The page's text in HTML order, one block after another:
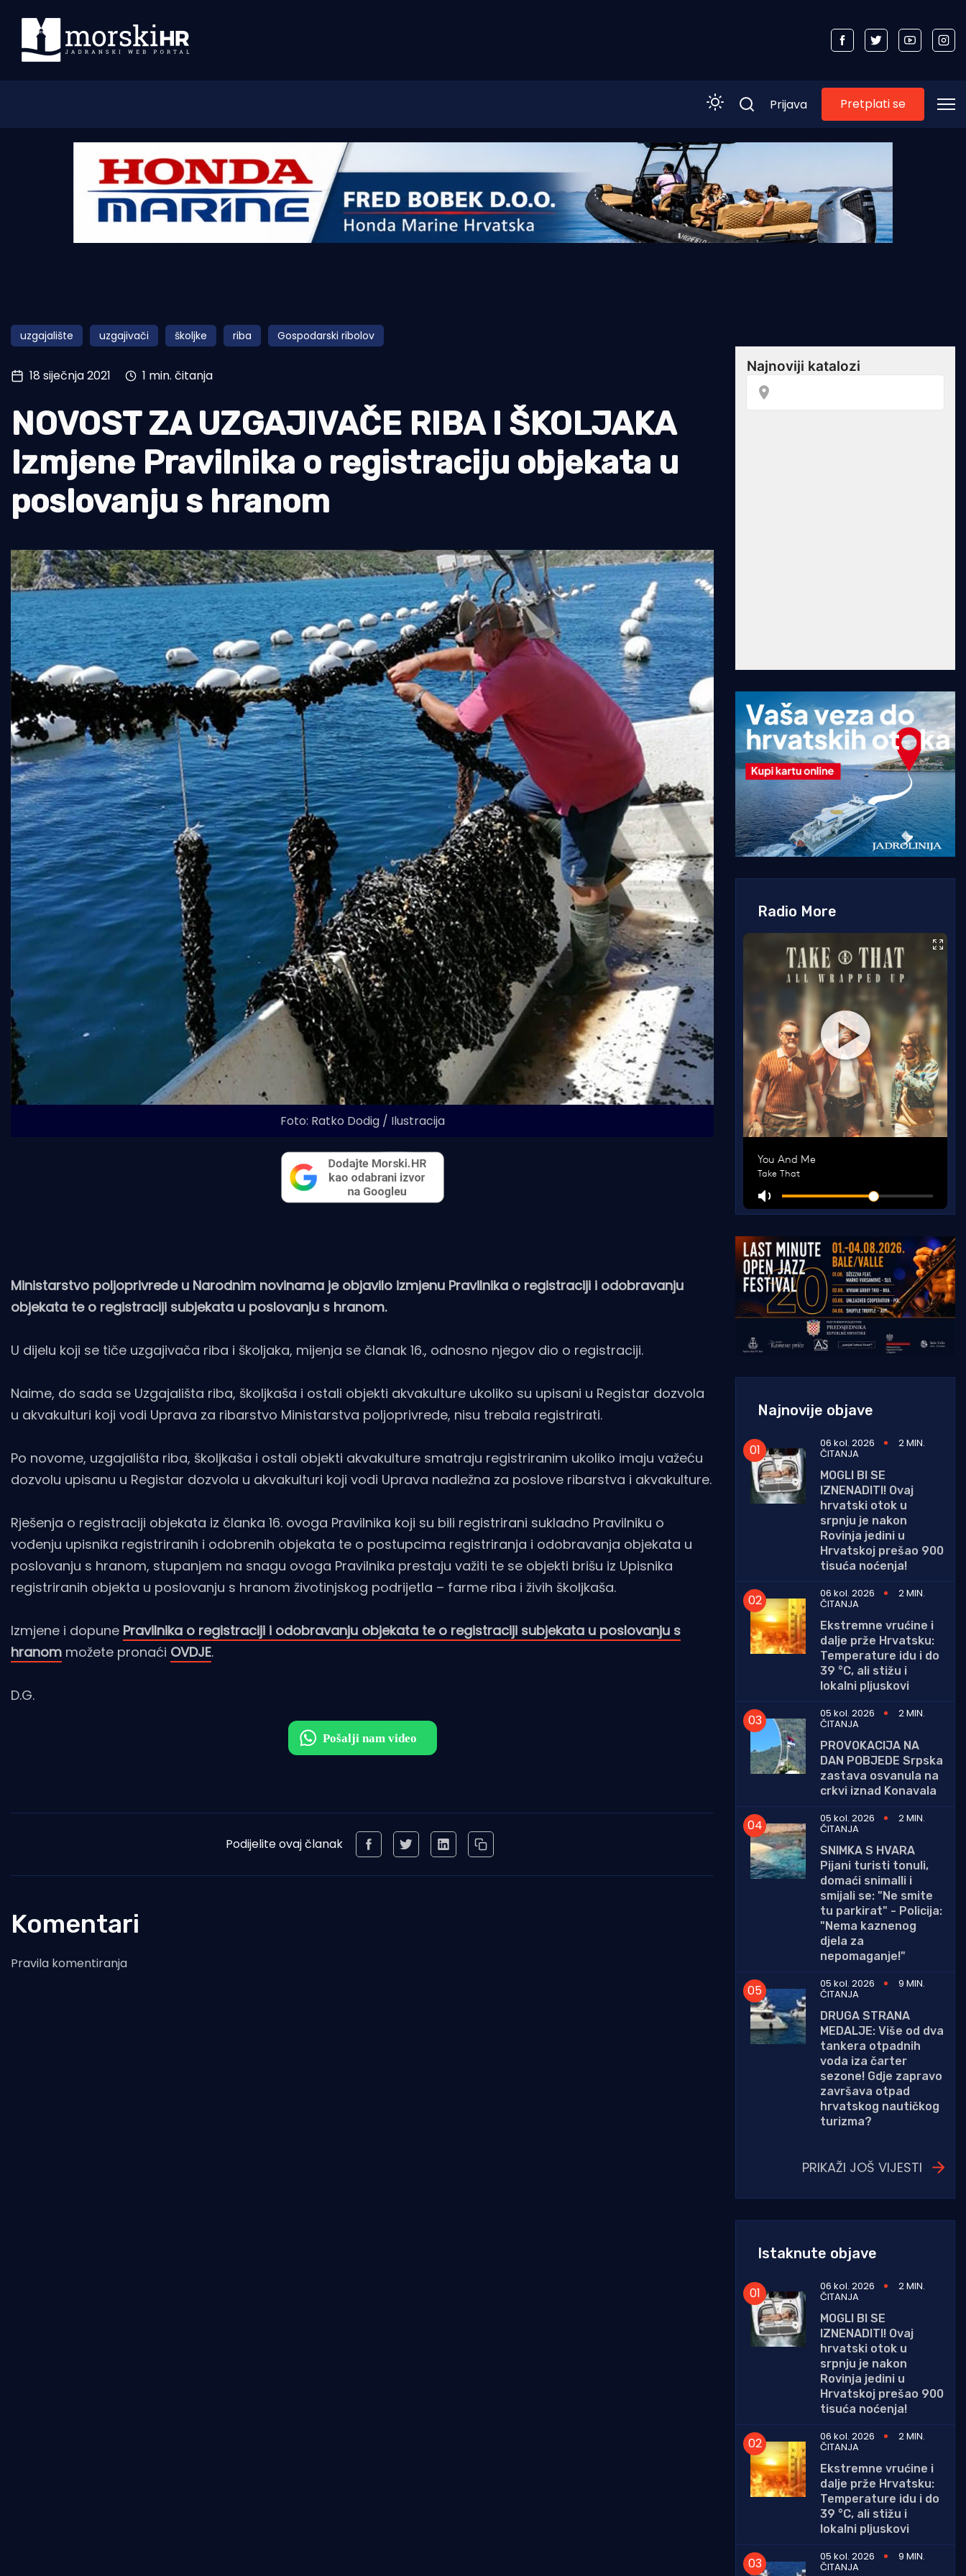
Morski plus
Pomorstvo
Ribolov
Tradicija i kultura
Prijava Pretplati se
uzgajalište uzgajivači školjke riba Gospodarski ribolov
18 siječnja 2021 1 min. čitanja
NOVOST ZA UZGAJIVAČE RIBA I ŠKOLJAKA
Izmjene Pravilnika o registraciju objekata u
poslovanju s hranom
Foto: Ratko Dodig / Ilustracija
Ministarstvo poljoprivrede u Narodnim novinama je objavilo izmjenu Pravilnika o registraciji i odobravanju
objekata te o registraciji subjekata u poslovanju s hranom.
U dijelu koji se tiče uzgajivača riba i školjaka, mijenja se članak 16., odnosno njegov dio o registraciji.
Naime, do sada se Uzgajališta riba, školjkaša i ostali objekti akvakulture ukoliko su upisani u Registar dozvola
u akvakulturi koji vodi Uprava za ribarstvo Ministarstva poljoprivrede, nisu trebala registrirati.
Po novome, uzgajališta riba, školjkaša i ostali objekti akvakulture smatraju registriranim ukoliko imaju važeću
dozvolu upisanu u Registar dozvola u akvakulturi koji vodi Uprava nadležna za poslove ribarstva i akvakulture.
Rješenja o registraciji objekata iz članka 16. ovoga Pravilnika koji su bili registrirani sukladno Pravilniku o
vođenju upisnika registriranih i odobrenih objekata te o postupcima registriranja i odobravanja objekata u
poslovanju s hranom, stupanjem na snagu ovoga Pravilnika prestaju važiti te se objekti brišu iz Upisnika
registriranih objekta u poslovanju s hranom životinjskog podrijetla – farme riba i živih školjkaša.
Izmjene i dopune Pravilnika o registraciji i odobravanju objekata te o registraciji subjekata u poslovanju s
hranom možete pronaći OVDJE.
D.G.
Podijelite ovaj članak
Komentari
Pravila komentiranja
Radio More
Najnovije objave
06 kol. 2026 2 MIN.
ČITANJA
MOGLI BI SE
IZNENADITI! Ovaj
hrvatski otok u
srpnju je nakon
Rovinja jedini u
Hrvatskoj prešao 900
tisuća noćenja!
06 kol. 2026
2 MIN.
ČITANJA
Ekstremne vrućine i
dalje prže Hrvatsku:
Temperature idu i do
39 °C, ali stižu i
lokalni pljuskovi
05 kol. 2026
2 MIN.
ČITANJA
PROVOKACIJA NA
DAN POBJEDE Srpska
zastava osvanula na
crkvi iznad Konavala
05 kol. 2026
2 MIN.
ČITANJA
SNIMKA S HVARA
Pijani turisti tonuli,
domaći snimalli i
smijali se: "Ne smite
tu parkirat" - Policija:
"Nema kaznenog
djela za
nepomaganje!"
05 kol. 2026
9 MIN.
ČITANJA
DRUGA STRANA
MEDALJE: Više od dva
tankera otpadnih
voda iza čarter
sezone! Gdje zapravo
završava otpad
hrvatskog nautičkog
turizma?
PRIKAŽI JOŠ VIJESTI
Istaknute objave
06 kol. 2026 2 MIN.
ČITANJA
MOGLI BI SE
IZNENADITI! Ovaj
hrvatski otok u
srpnju je nakon
Rovinja jedini u
Hrvatskoj prešao 900
tisuća noćenja!
06 kol. 2026
2 MIN.
ČITANJA
Ekstremne vrućine i
dalje prže Hrvatsku:
Temperature idu i do
39 °C, ali stižu i
lokalni pljuskovi
05 kol. 2026
9 MIN.
ČITANJA